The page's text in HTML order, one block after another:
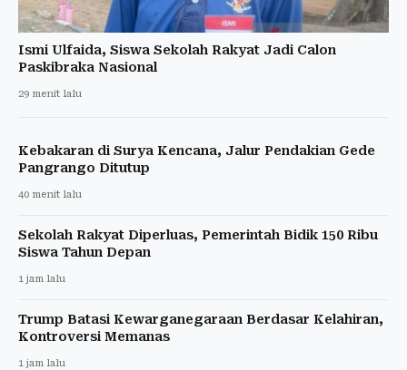
Ismi Ulfaida, Siswa Sekolah Rakyat Jadi Calon
Paskibraka Nasional
29 menit lalu
Kebakaran di Surya Kencana, Jalur Pendakian Gede
Pangrango Ditutup
40 menit lalu
Sekolah Rakyat Diperluas, Pemerintah Bidik 150 Ribu
Siswa Tahun Depan
1 jam lalu
Trump Batasi Kewarganegaraan Berdasar Kelahiran,
Kontroversi Memanas
1 jam lalu